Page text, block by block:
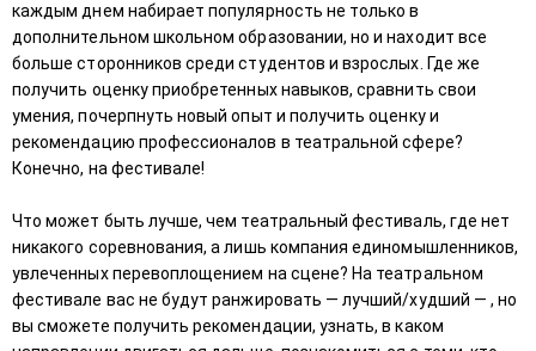
каждым днем набирает популярность не только в
дополнительном школьном образовании, но и находит все
больше сторонников среди студентов и взрослых. Где же
получить оценку приобретенных навыков, сравнить свои
умения, почерпнуть новый опыт и получить оценку и
рекомендацию профессионалов в театральной сфере?
Конечно, на фестивале!
Что может быть лучше, чем театральный фестиваль, где нет
никакого соревнования, а лишь компания единомышленников,
увлеченных перевоплощением на сцене? На театральном
фестивале вас не будут ранжировать — лучший/худший — , но
вы сможете получить рекомендации, узнать, в каком